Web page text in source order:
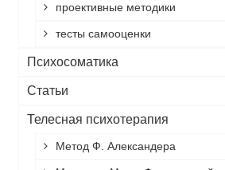
проективные методики
тесты самооценки
Психосоматика
Статьи
Телесная психотерапия
Метод Ф. Александера